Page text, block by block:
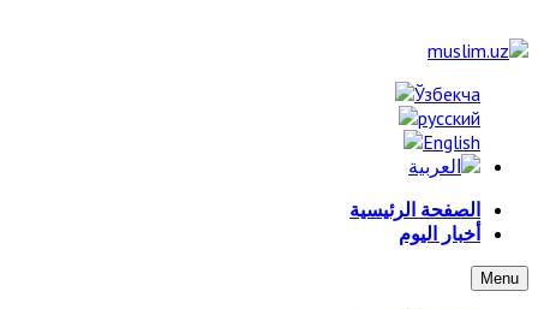
الصفحة الرئيسية
أخبار اليوم
Menu